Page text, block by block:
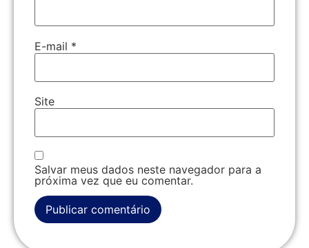
E-mail *
Site
Salvar meus dados neste navegador para a
próxima vez que eu comentar.